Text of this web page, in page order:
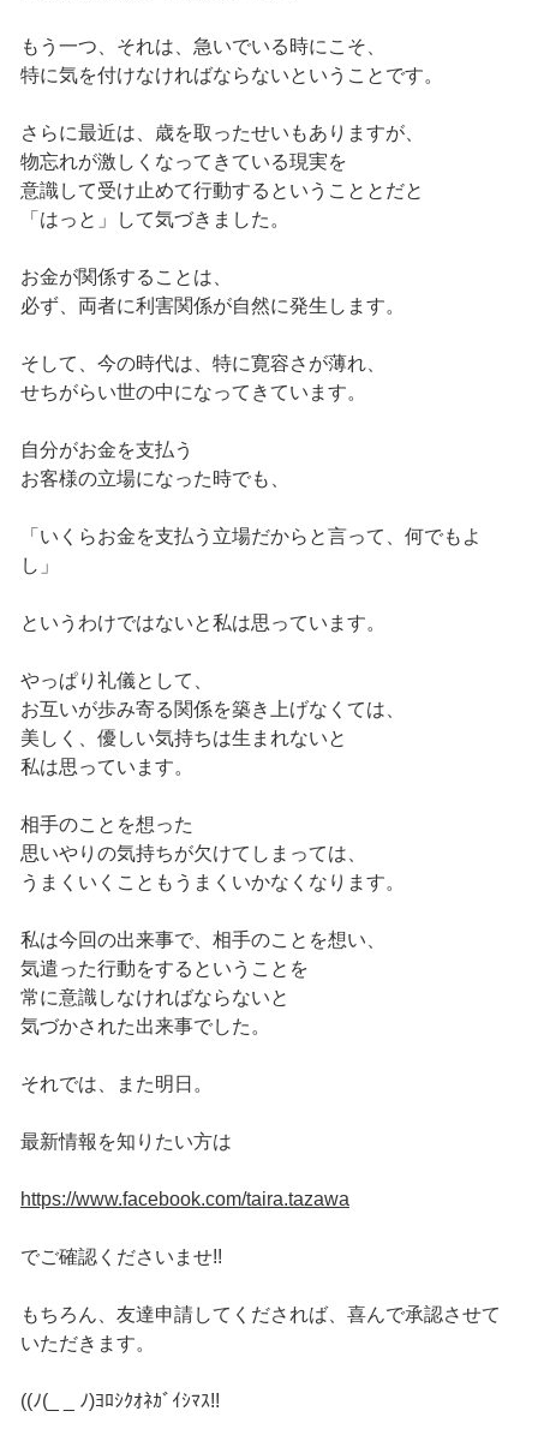
もう一つ、それは、急いでいる時にこそ、
特に気を付けなければならないということです。
さらに最近は、歳を取ったせいもありますが、
物忘れが激しくなってきている現実を
意識して受け止めて行動するということとだと
「はっと」して気づきました。
お金が関係することは、
必ず、両者に利害関係が自然に発生します。
そして、今の時代は、特に寛容さが薄れ、
せちがらい世の中になってきています。
自分がお金を支払う
お客様の立場になった時でも、
「いくらお金を支払う立場だからと言って、何でもよ
し」
というわけではないと私は思っています。
やっぱり礼儀として、
お互いが歩み寄る関係を築き上げなくては、
美しく、優しい気持ちは生まれないと
私は思っています。
相手のことを想った
思いやりの気持ちが欠けてしまっては、
うまくいくこともうまくいかなくなります。
私は今回の出来事で、相手のことを想い、
気遣った行動をするということを
常に意識しなければならないと
気づかされた出来事でした。
それでは、また明日。
最新情報を知りたい方は
https://www.facebook.com/taira.tazawa
でご確認くださいませ!!
もちろん、友達申請してくだされば、喜んで承認させて
いただきます。
((ﾉ(_ _ ﾉ)ﾖﾛｼｸｵﾈｶﾞｲｼﾏｽ!!